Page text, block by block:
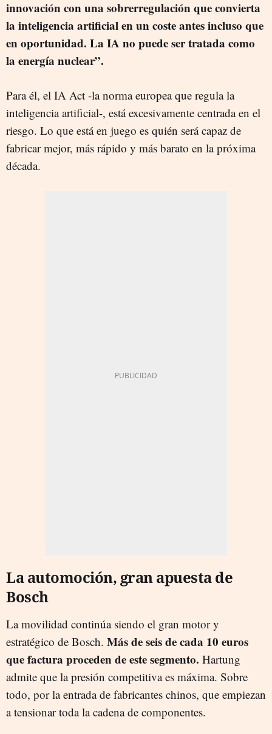
innovación con una sobrerregulación que convierta
la inteligencia artificial en un coste antes incluso que
en oportunidad. La IA no puede ser tratada como
la energía nuclear”.
Para él, el IA Act -la norma europea que regula la
inteligencia artificial-, está excesivamente centrada en el
riesgo. Lo que está en juego es quién será capaz de
fabricar mejor, más rápido y más barato en la próxima
década.
La automoción, gran apuesta de
Bosch
La movilidad continúa siendo el gran motor y
estratégico de Bosch. Más de seis de cada 10 euros
que factura proceden de este segmento. Hartung
admite que la presión competitiva es máxima. Sobre
todo, por la entrada de fabricantes chinos, que empiezan
a tensionar toda la cadena de componentes.